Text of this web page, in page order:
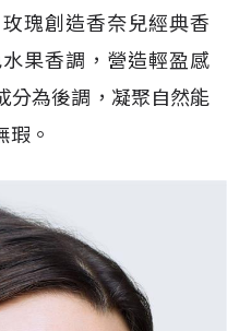
瑰創造香奈兒經典香
果香調，營造輕盈感
分為後調，凝聚自然能
瑕。